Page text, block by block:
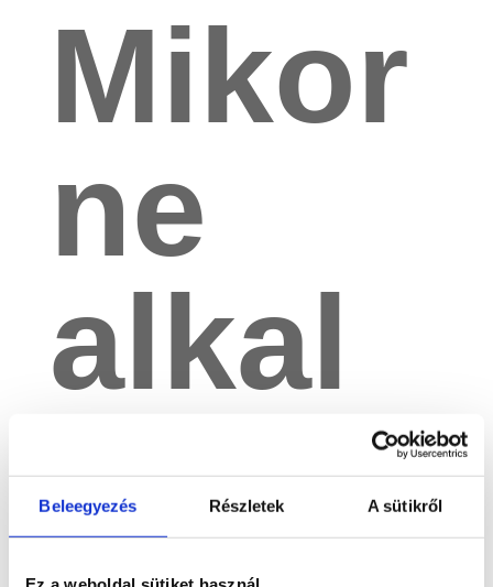
Beleegyezés Részletek A sütikről
Mikor
ne
alkal
mazd